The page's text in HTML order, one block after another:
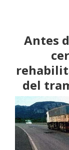
Antes
del